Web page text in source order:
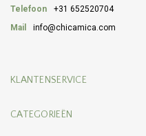
Telefoon
+31 652520704
Mail
info@chicamica.com
KLANTENSERVICE
CATEGORIEËN